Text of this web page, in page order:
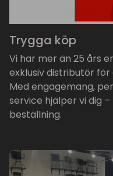
Trygga köp
Vi har mer än 25 års
exklusiv distributör för
Med engagemang,
service hjälper vi dig
beställning.